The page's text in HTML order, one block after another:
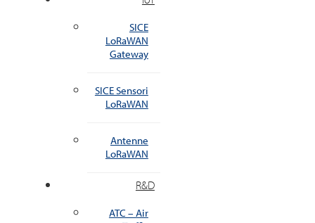
SICE
LoRaWAN
Gateway
SICE Sensori
LoRaWAN
Antenne
LoRaWAN
R&D
ATC – Air